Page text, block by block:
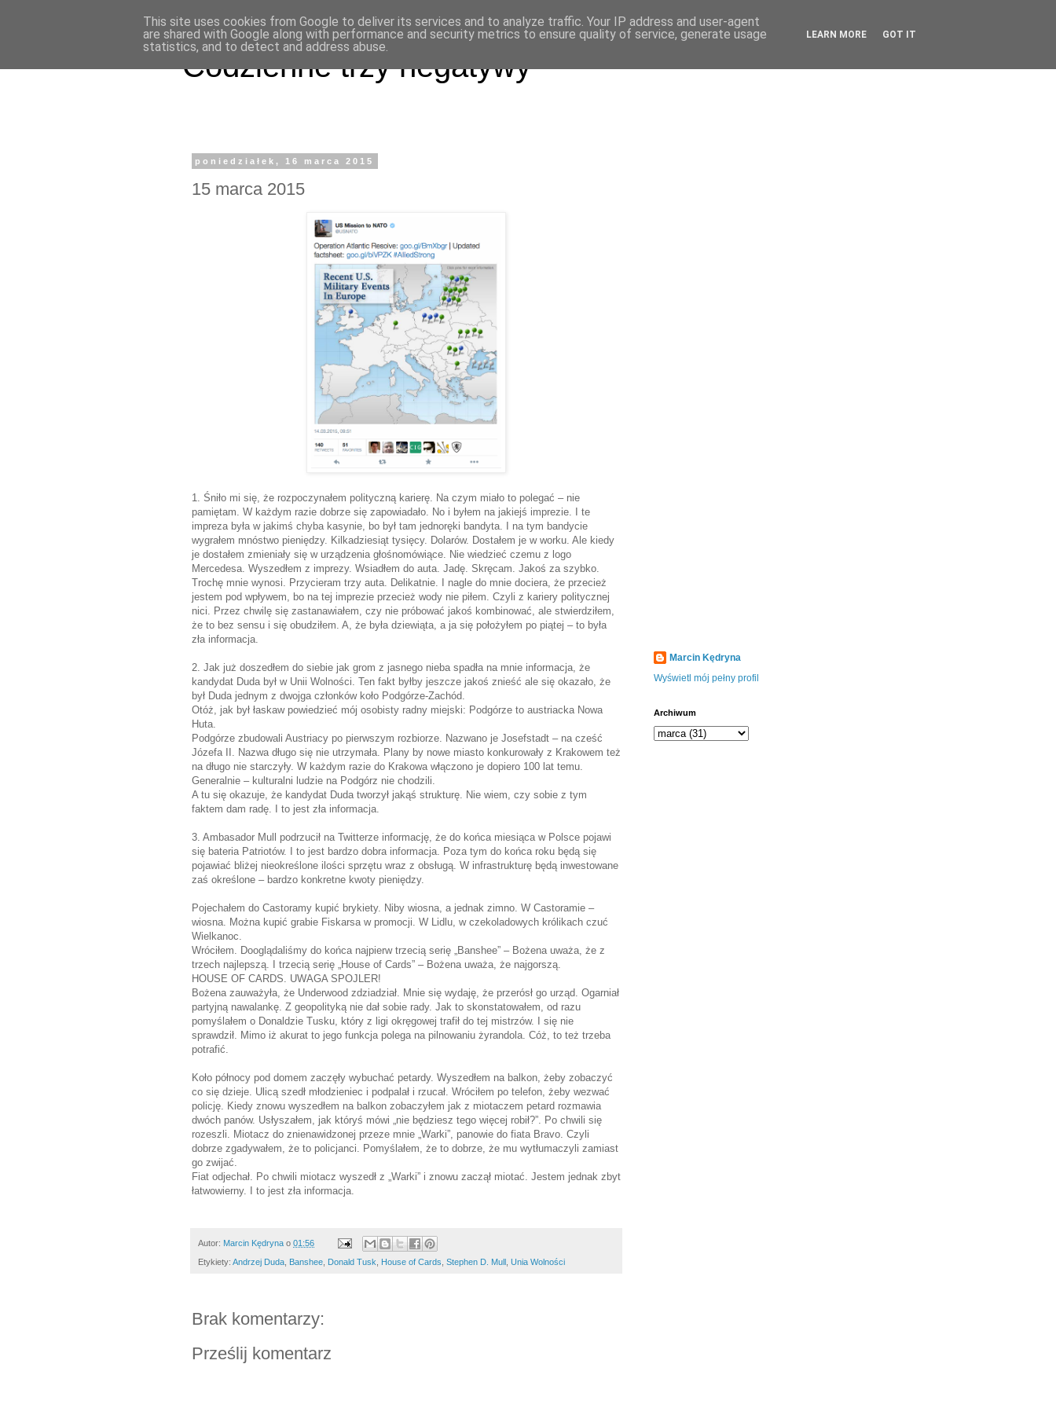
Codzienne trzy negatywy
poniedziałek, 16 marca 2015
15 marca 2015
1. Śniło mi się, że rozpoczynałem polityczną karierę. Na czym miało to polegać – nie
pamiętam. W każdym razie dobrze się zapowiadało. No i byłem na jakiejś imprezie. I te
impreza była w jakimś chyba kasynie, bo był tam jednoręki bandyta. I na tym bandycie
wygrałem mnóstwo pieniędzy. Kilkadziesiąt tysięcy. Dolarów. Dostałem je w worku. Ale kiedy
je dostałem zmieniały się w urządzenia głośnomówiące. Nie wiedzieć czemu z logo
Mercedesa. Wyszedłem z imprezy. Wsiadłem do auta. Jadę. Skręcam. Jakoś za szybko.
Trochę mnie wynosi. Przycieram trzy auta. Delikatnie. I nagle do mnie dociera, że przecież
jestem pod wpływem, bo na tej imprezie przecież wody nie piłem. Czyli z kariery politycznej
nici. Przez chwilę się zastanawiałem, czy nie próbować jakoś kombinować, ale stwierdziłem,
że to bez sensu i się obudziłem. A, że była dziewiąta, a ja się położyłem po piątej – to była
zła informacja.
2. Jak już doszedłem do siebie jak grom z jasnego nieba spadła na mnie informacja, że
kandydat Duda był w Unii Wolności. Ten fakt byłby jeszcze jakoś znieść ale się okazało, że
był Duda jednym z dwojga członków koło Podgórze-Zachód.
Otóż, jak był łaskaw powiedzieć mój osobisty radny miejski: Podgórze to austriacka Nowa
Huta.
Podgórze zbudowali Austriacy po pierwszym rozbiorze. Nazwano je Josefstadt – na cześć
Józefa II. Nazwa długo się nie utrzymała. Plany by nowe miasto konkurowały z Krakowem też
na długo nie starczyły. W każdym razie do Krakowa włączono je dopiero 100 lat temu.
Generalnie – kulturalni ludzie na Podgórz nie chodzili.
A tu się okazuje, że kandydat Duda tworzył jakąś strukturę. Nie wiem, czy sobie z tym
faktem dam radę. I to jest zła informacja.
3. Ambasador Mull podrzucił na Twitterze informację, że do końca miesiąca w Polsce pojawi
się bateria Patriotów. I to jest bardzo dobra informacja. Poza tym do końca roku będą się
pojawiać bliżej nieokreślone ilości sprzętu wraz z obsługą. W infrastrukturę będą inwestowane
zaś określone – bardzo konkretne kwoty pieniędzy.
Pojechałem do Castoramy kupić brykiety. Niby wiosna, a jednak zimno. W Castoramie –
wiosna. Można kupić grabie Fiskarsa w promocji. W Lidlu, w czekoladowych królikach czuć
Wielkanoc.
Wróciłem. Dooglądaliśmy do końca najpierw trzecią serię „Banshee” – Bożena uważa, że z
trzech najlepszą. I trzecią serię „House of Cards” – Bożena uważa, że najgorszą.
HOUSE OF CARDS. UWAGA SPOJLER!
Bożena zauważyła, że Underwood zdziadział. Mnie się wydaję, że przerósł go urząd. Ogarniał
partyjną nawalankę. Z geopolityką nie dał sobie rady. Jak to skonstatowałem, od razu
pomyślałem o Donaldzie Tusku, który z ligi okręgowej trafił do tej mistrzów. I się nie
sprawdził. Mimo iż akurat to jego funkcja polega na pilnowaniu żyrandola. Cóż, to też trzeba
potrafić.
Koło północy pod domem zaczęły wybuchać petardy. Wyszedłem na balkon, żeby zobaczyć
co się dzieje. Ulicą szedł młodzieniec i podpalał i rzucał. Wróciłem po telefon, żeby wezwać
policję. Kiedy znowu wyszedłem na balkon zobaczyłem jak z miotaczem petard rozmawia
dwóch panów. Usłyszałem, jak któryś mówi „nie będziesz tego więcej robił?”. Po chwili się
rozeszli. Miotacz do znienawidzonej przeze mnie „Warki”, panowie do fiata Bravo. Czyli
dobrze zgadywałem, że to policjanci. Pomyślałem, że to dobrze, że mu wytłumaczyli zamiast
go zwijać.
Fiat odjechał. Po chwili miotacz wyszedł z „Warki” i znowu zaczął miotać. Jestem jednak zbyt
łatwowierny. I to jest zła informacja.
Autor: Marcin Kędryna o 01:56
Etykiety: Andrzej Duda Banshee Donald Tusk House of Cards Stephen D. Mull Unia Wolności
Brak komentarzy:
Prześlij komentarz
Marcin Kędryna
Wyświetl mój pełny profil
Archiwum
This site uses cookies from Google to deliver its services and to analyze traffic. Your IP address and user-agent
are shared with Google along with performance and security metrics to ensure quality of service, generate usage
statistics, and to detect and address abuse.
LEARN MORE GOT IT